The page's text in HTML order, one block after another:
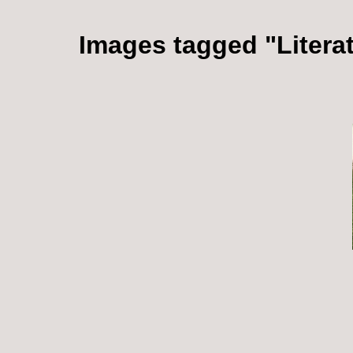
Images tagged